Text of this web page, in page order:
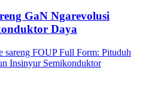
GaN Ngarevolusi
Daya